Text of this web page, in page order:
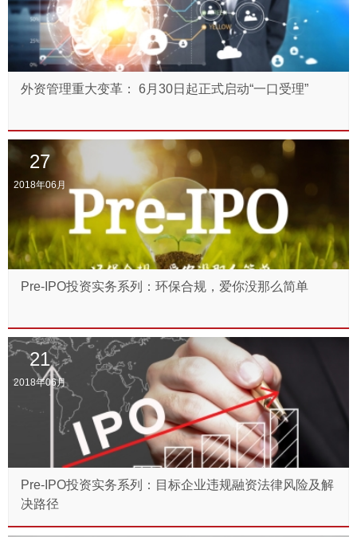
外资管理重大变革： 6月30日起正式启动“一口受理”
27
2018年06月
Pre-IPO投资实务系列：环保合规，爱你没那么简单
21
2018年06月
Pre-IPO投资实务系列：目标企业违规融资法律风险及解
决路径